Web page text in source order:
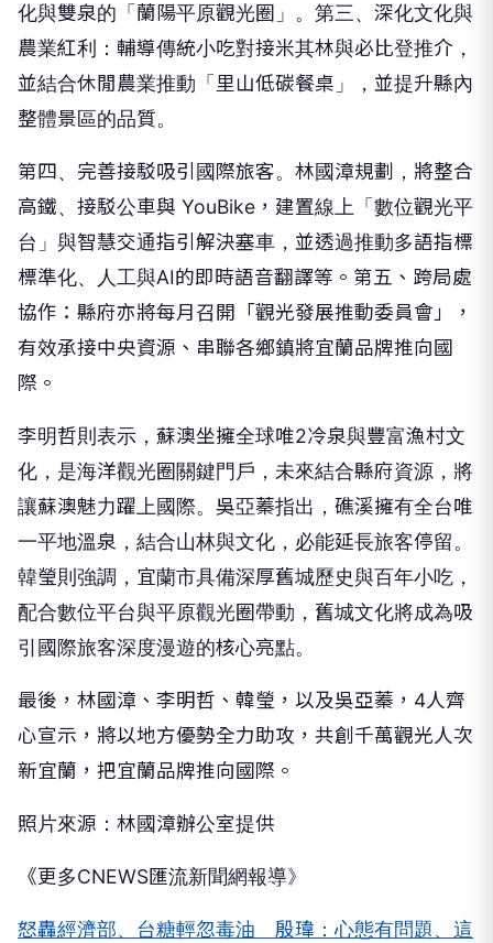
化與雙泉的「蘭陽平原觀光圈」。第三、深化文化與
農業紅利：輔導傳統小吃對接米其林與必比登推介，
並結合休閒農業推動「里山低碳餐桌」，並提升縣內
整體景區的品質。
第四、完善接駁吸引國際旅客。林國漳規劃，將整合
高鐵、接駁公車與 YouBike，建置線上「數位觀光平
台」與智慧交通指引解決塞車，並透過推動多語指標
標準化、人工與AI的即時語音翻譯等。第五、跨局處
協作：縣府亦將每月召開「觀光發展推動委員會」，
有效承接中央資源、串聯各鄉鎮將宜蘭品牌推向國
際。
李明哲則表示，蘇澳坐擁全球唯2冷泉與豐富漁村文
化，是海洋觀光圈關鍵門戶，未來結合縣府資源，將
讓蘇澳魅力躍上國際。吳亞蓁指出，礁溪擁有全台唯
一平地溫泉，結合山林與文化，必能延長旅客停留。
韓瑩則強調，宜蘭市具備深厚舊城歷史與百年小吃，
配合數位平台與平原觀光圈帶動，舊城文化將成為吸
引國際旅客深度漫遊的核心亮點。
最後，林國漳、李明哲、韓瑩，以及吳亞蓁，4人齊
心宣示，將以地方優勢全力助攻，共創千萬觀光人次
新宜蘭，把宜蘭品牌推向國際。
照片來源：林國漳辦公室提供
《更多CNEWS匯流新聞網報導》
怒轟經濟部、台糖輕忽毒油 殷瑋：心態有問題、這